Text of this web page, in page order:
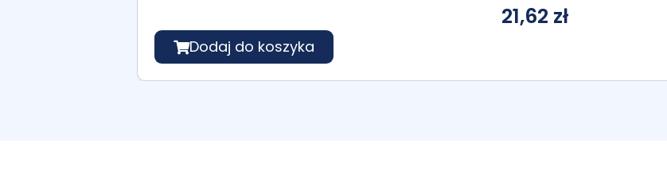
21,62 zł
Dodaj do koszyka